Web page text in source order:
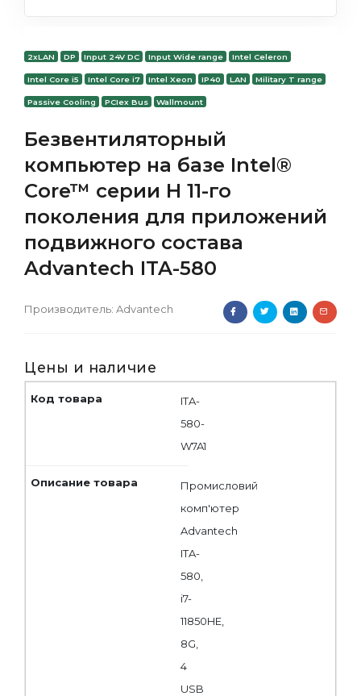
2xLAN DP Input 24V DC Input Wide range Intel Celeron
Intel Core i5 Intel Core i7 Intel Xeon IP40 LAN Military T range
Passive Cooling PCIex Bus Wallmount
Безвентиляторный
компьютер на базе Intel®
Core™ серии H 11-го
поколения для приложений
подвижного состава
Advantech ITA-580
Производитель: Advantech
Цены и наличие
ITA-
580-
W7A1
Промисловий
комп'ютер
Advantech
ITA-
580,
i7-
11850HE,
8G,
4
USB